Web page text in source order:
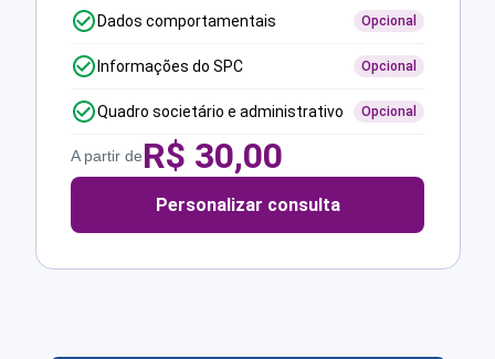
Dados comportamentais Opcional
Informações do SPC Opcional
Quadro societário e administrativo Opcional
A partir deR$ 30,00
Personalizar consulta